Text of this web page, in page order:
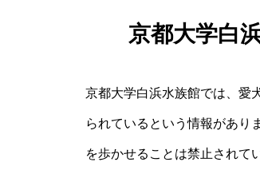
京都大学白
京都大学白浜水族館では、愛
られているという情報があり
を歩かせることは禁止されて